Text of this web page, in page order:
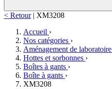
< Retour | XM3208
Accueil ›
Nos catégories ›
Aménagement de laboratoire
Hottes et sorbonnes ›
Boîtes à gants ›
Boîte à gants ›
XM3208